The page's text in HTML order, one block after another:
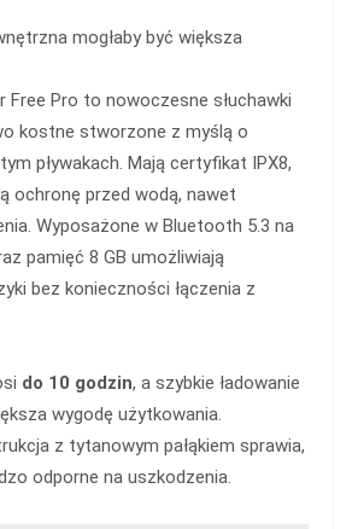
mogłaby być większa
Free Pro to nowoczesne słuchawki
kostne stworzone z myślą o
pływakach. Mają certyfikat IPX8,
ochronę przed wodą, nawet
Wyposażone w Bluetooth 5.3 na
pamięć 8 GB umożliwiają
bez konieczności łączenia z
do 10 godzin, a szybkie ładowanie
wygodę użytkowania.
z tytanowym pałąkiem sprawia,
odporne na uszkodzenia.